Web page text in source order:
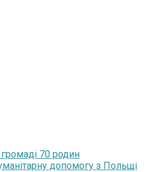
громаді 70 родин
допомогу з Польщі